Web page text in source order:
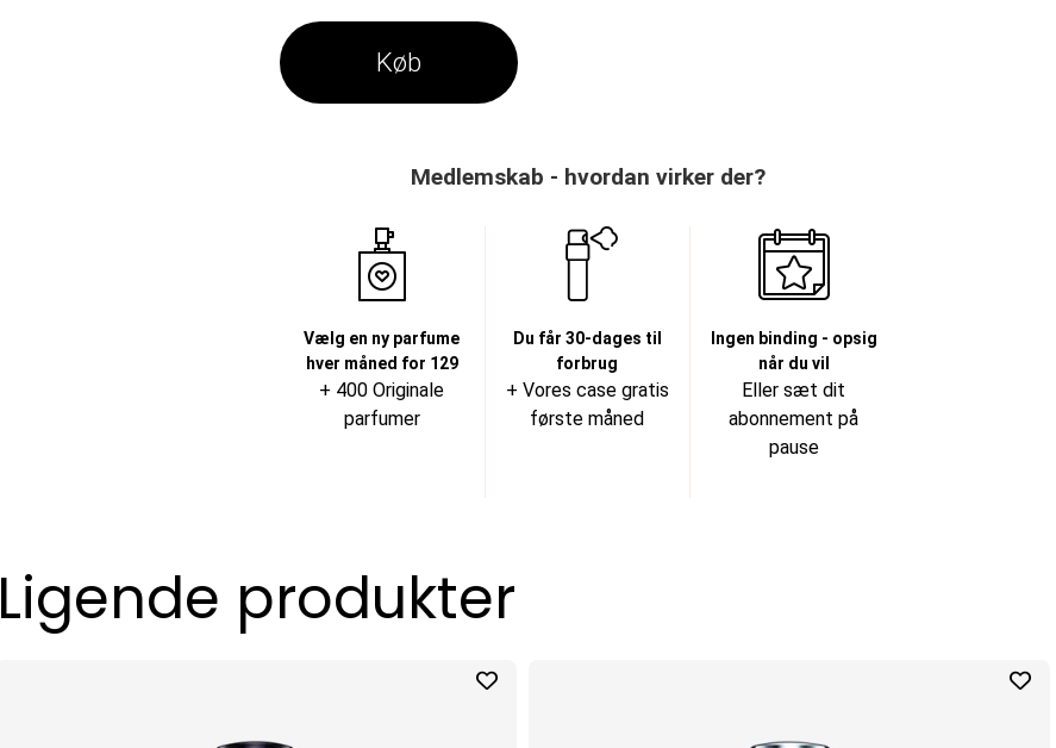
Køb
Medlemskab - hvordan virker der?
Vælg en ny parfume
hver måned for 129
+ 400 Originale
parfumer
Du får 30-dages til
forbrug
+ Vores case gratis
første måned
Ingen binding - opsig
når du vil
Eller sæt dit
abonnement på
pause
Ligende produkter